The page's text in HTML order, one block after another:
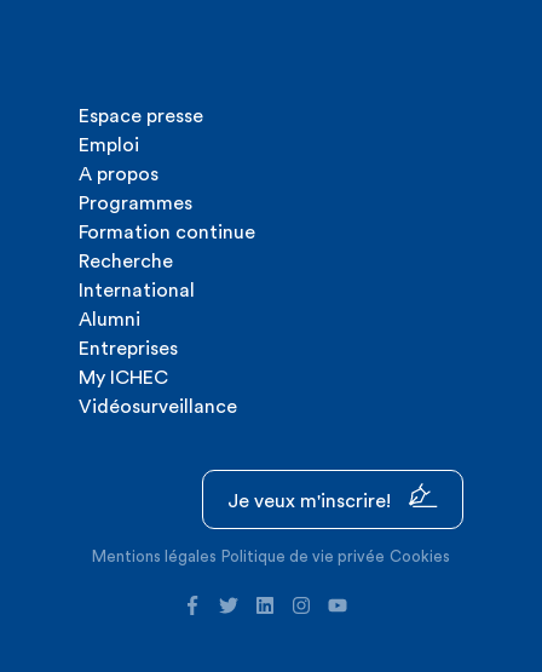
Espace presse
Emploi
A propos
Programmes
Formation continue
Recherche
International
Alumni
Entreprises
My ICHEC
Vidéosurveillance
Je veux m'inscrire!
Mentions légales Politique de vie privée Cookies